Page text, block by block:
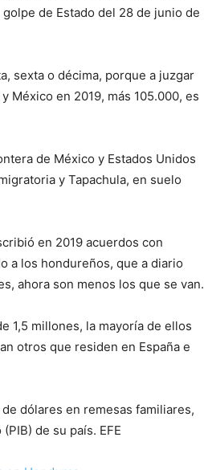
de Estado del 28 de junio de
sexta o décima, porque a juzgar
México en 2019, más 105.000, es
de México y Estados Unidos
y Tapachula, en suelo
en 2019 acuerdos con
a los hondureños, que a diario
ahora son menos los que se van.
1,5 millones, la mayoría de ellos
otros que residen en España e
dólares en remesas familiares,
de su país. EFE